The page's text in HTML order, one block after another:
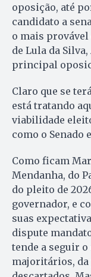
oposição, até
candidato a
o mais provável
de Lula da
principal
Claro que se
está tratando
viabilidade
como o Senado
Como ficam
Mendanha, do
do pleito de
governador, e
suas
dispute
tende a seguir
majoritários, da